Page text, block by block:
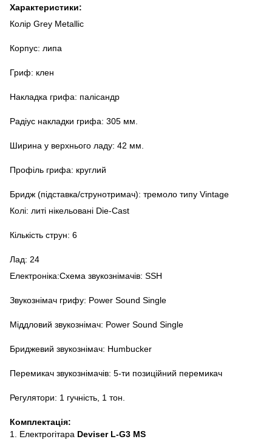
Характеристики:
Колір Grey Metallic
Корпус: липа
Гриф: клен
Накладка грифа: палісандр
Радіус накладки грифа: 305 мм.
Ширина у верхнього ладу: 42 мм.
Профіль грифа: круглий
Бридж (підставка/струнотримач): тремоло типу Vintage
Колі: литі нікельовані Die-Cast
Кількість струн: 6
Лад: 24
Електроніка:Схема звукознімачів: SSH
Звукознімач грифу: Power Sound Single
Міддловий звукознімач: Power Sound Single
Бриджевий звукознімач: Humbucker
Перемикач звукознімачів: 5-ти позиційний перемикач
Регулятори: 1 гучність, 1 тон.
Комплектація:
1. Електрогітара Deviser L-G3 MS